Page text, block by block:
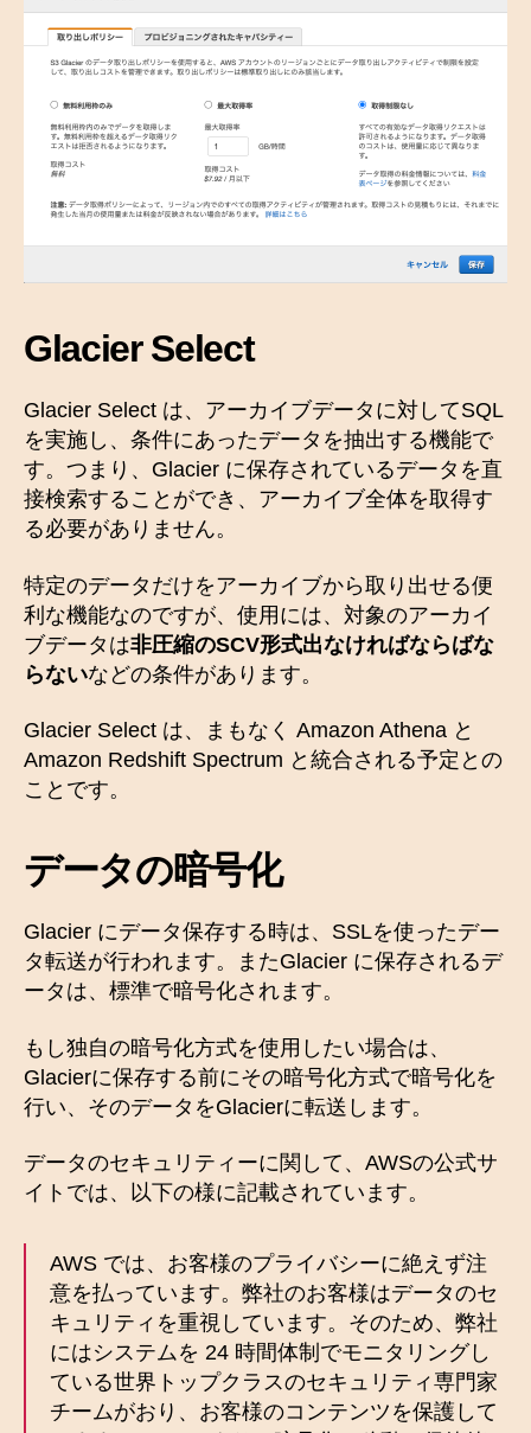
Glacier Select
Glacier Select は、アーカイブデータに対してSQL
を実施し、条件にあったデータを抽出する機能で
す。つまり、Glacier に保存されているデータを直
接検索することができ、アーカイブ全体を取得す
る必要がありません。
特定のデータだけをアーカイブから取り出せる便
利な機能なのですが、使用には、対象のアーカイ
ブデータは非圧縮のSCV形式出なければならばな
らないなどの条件があります。
Glacier Select は、まもなく Amazon Athena と
Amazon Redshift Spectrum と統合される予定との
ことです。
データの暗号化
Glacier にデータ保存する時は、SSLを使ったデー
タ転送が行われます。またGlacier に保存されるデ
ータは、標準で暗号化されます。
もし独自の暗号化方式を使用したい場合は、
Glacierに保存する前にその暗号化方式で暗号化を
行い、そのデータをGlacierに転送します。
データのセキュリティーに関して、AWSの公式サ
イトでは、以下の様に記載されています。
AWS では、お客様のプライバシーに絶えず注
意を払っています。弊社のお客様はデータのセ
キュリティを重視しています。そのため、弊社
にはシステムを 24 時間体制でモニタリングし
ている世界トップクラスのセキュリティ専門家
チームがおり、お客様のコンテンツを保護して